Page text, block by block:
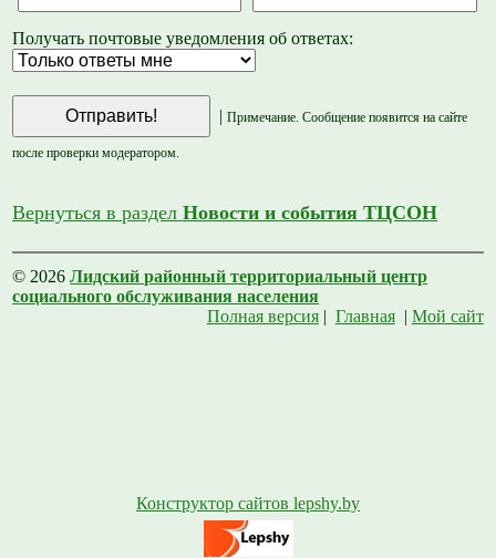
Получать почтовые уведомления об ответах:
Примечание. Сообщение появится на сайте
после проверки модератором.
Вернуться в разделНовости и события ТЦСОН
© 2026Лидский районный территориальный центр
социального обслуживания населения
Полная версия| Главная| Мой сайт
Конструктор сайтов lepshy.by